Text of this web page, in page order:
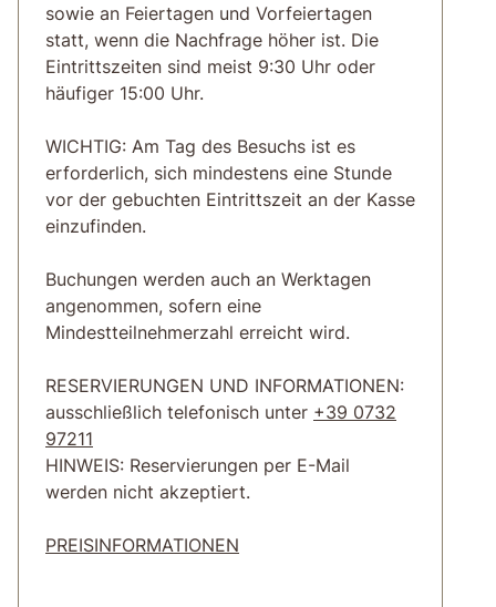
sowie an Feiertagen und Vorfeiertagen
statt, wenn die Nachfrage höher ist. Die
Eintrittszeiten sind meist 9:30 Uhr oder
häufiger 15:00 Uhr.
WICHTIG: Am Tag des Besuchs ist es
erforderlich, sich mindestens eine Stunde
vor der gebuchten Eintrittszeit an der Kasse
einzufinden.
Buchungen werden auch an Werktagen
angenommen, sofern eine
Mindestteilnehmerzahl erreicht wird.
RESERVIERUNGEN UND INFORMATIONEN:
ausschließlich telefonisch unter +39 0732
97211
HINWEIS: Reservierungen per E-Mail
werden nicht akzeptiert.
PREISINFORMATIONEN